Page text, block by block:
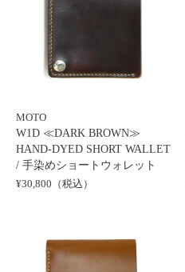
MOTO
W1D ≪DARK BROWN≫
HAND-DYED SHORT WALLET
/ 手染めショートウォレット
¥30,800（税込）